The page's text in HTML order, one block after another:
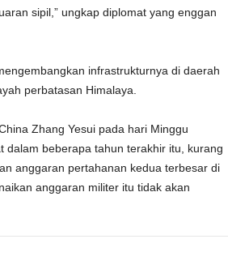
sipil,” ungkap diplomat yang enggan
infrastrukturnya di daerah
perbatasan Himalaya.
Zhang Yesui pada hari Minggu
dalam beberapa tahun terakhir itu, kurang
anggaran pertahanan kedua terbesar di
anggaran militer itu tidak akan